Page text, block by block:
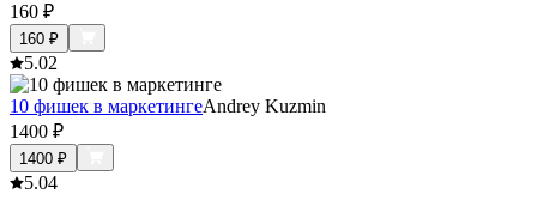
160 ₽
160 ₽
5.02
10 фишек в маркетингеAndrey Kuzmin
1400 ₽
1400 ₽
5.04